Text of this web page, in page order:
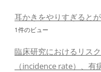
耳かきをやりすぎると
1件のビュー
臨床研究におけるリス
（incidence rate）、